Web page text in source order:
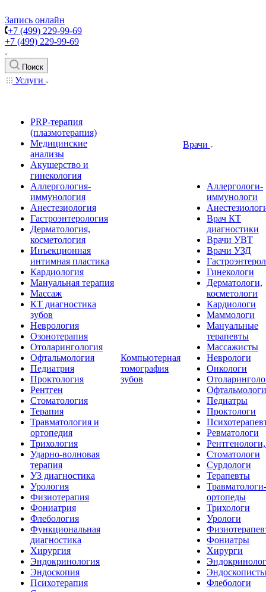
Запись онлайн
+7 (499) 229-99-69
+7 (499) 229-99-69
Поиск
Услуги
PRP-терапия
(плазмотерапия)
Медицинские
анализы
Акушерство и
гинекология
Аллергология-
иммунология
Анестезиология
Гастроэнтерология
Дерматология,
косметология
Инъекционная
интимная пластика
Кардиология
Мануальная терапия
Массаж
КТ диагностика
зубов
Неврология
Озонотерапия
Отоларингология
Офтальмология
Педиатрия
Проктология
Рентген
Стоматология
Терапия
Травматология и
ортопедия
Трихология
Ударно-волновая
терапия
УЗ диагностика
Урология
Физиотерапия
Фониатрия
Флебология
Функциональная
диагностика
Хирургия
Эндокринология
Эндоскопия
Психотерапия
Компьютерная
томография
зубов
Врачи
Аллергологи-
иммунологи
Врач КТ
диагностики
Врачи УВТ
Врачи УЗД
Гинекологи
Дерматологи,
косметологи
Кардиологи
Маммологи
Мануальные
терапевты
Массажисты
Неврологи
Онкологи
Офтальмологи
Педиатры
Проктологи
Ревматологи
Стоматологи
Сурдологи
Терапевты
Травматологи-
ортопеды
Трихологи
Урологи
Фониатры
Хирурги
Эндоскописты
Флебологи